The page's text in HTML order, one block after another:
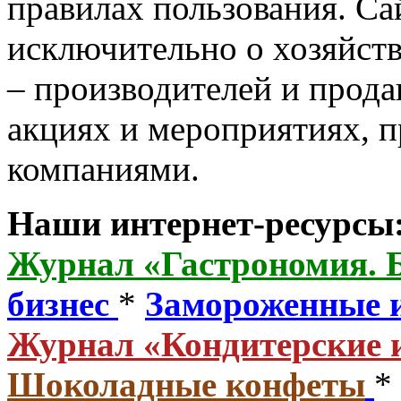
исключительно о
– производителей и
акциях и мероприятиях,
компаниями.
Наши интернет-
Журнал «Гастрономия.
бизнес * Замороженные
Журнал «Кондитерские
Шоколадные конфеты *